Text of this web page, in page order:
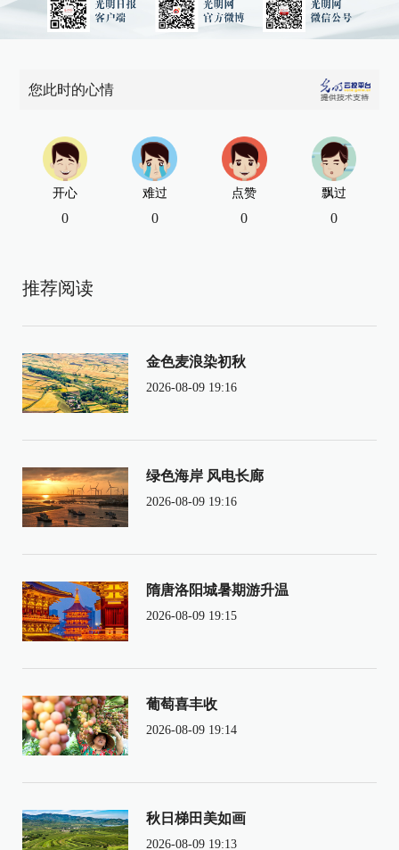
您此时的心情
开心
0
难过
0
点赞
0
飘过
0
推荐阅读
金色麦浪染初秋
2026-08-09 19:16
绿色海岸 风电长廊
2026-08-09 19:16
隋唐洛阳城暑期游升温
2026-08-09 19:15
葡萄喜丰收
2026-08-09 19:14
秋日梯田美如画
2026-08-09 19:13